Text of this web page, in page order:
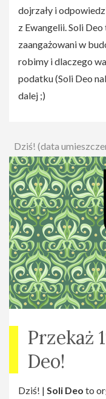
dojrzały i
z Ewangelii. Soli
zaangażowani w
robimy i dlaczego
podatku (Soli Deo
dalej ;)
Dziś! (data
Przekaż
Deo!
Dziś! | Soli Deo to